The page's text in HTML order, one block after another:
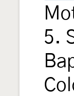
5.